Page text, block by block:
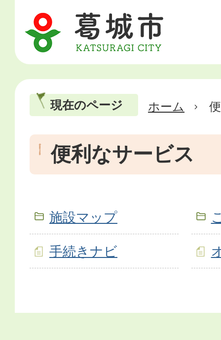
現在のページ ホーム
便利なサービス
施設マップ
手続きナビ